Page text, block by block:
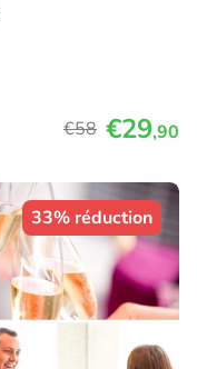
€58 €29,90
33% réduction